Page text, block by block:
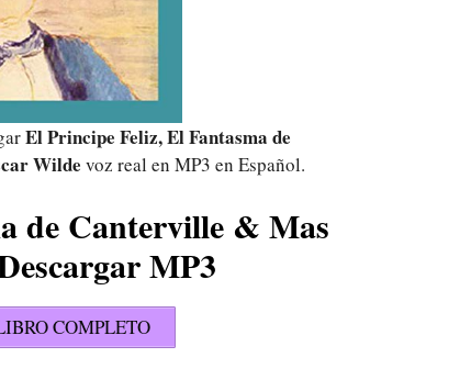
El Principe Feliz, El Fantasma de
Wilde voz real en MP3 en Español.
de Canterville & Mas
MP3
COMPLETO